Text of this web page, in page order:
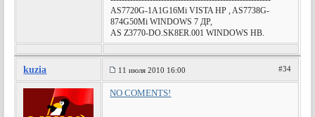
AS7720G-1A1G16Mi VISTA HP , AS7738G-
874G50Mi WINDOWS 7 ДР,
AS Z3770-DO.SK8ER.001 WINDOWS HB.
kuzia 11 июля 2010 16:00 #34
NO COMENTS!